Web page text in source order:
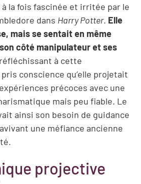
à la fois fascinée et irritée par le
dans Harry Potter. Elle
mais se sentait en même
côté manipulateur et ses
à cette
conscience qu’elle projetait
précoces avec une
mais peu fiable. Le
ainsi son besoin de guidance
une méfiance ancienne
projective